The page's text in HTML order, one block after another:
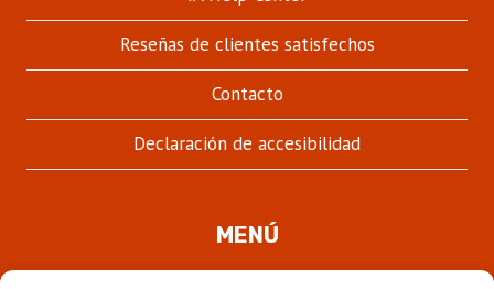
Reseñas de clientes satisfechos
Contacto
Declaración de accesibilidad
MENÚ